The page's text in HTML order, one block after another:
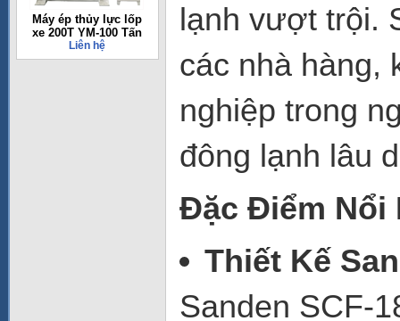
Máy ép thủy lực lốp
xe 200T YM-100 Tấn
Liên hệ
lạnh vượt trội.
các nhà hàng,
nghiệp trong
đông lạnh lâu
Đặc Điểm Nổi
Thiết Kế
Sanden SCF-